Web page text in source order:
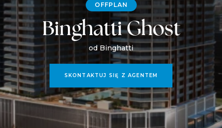
OFFPLAN
Binghatti Ghost
od Binghatti
SKONTAKTUJ SIĘ Z AGENTEM